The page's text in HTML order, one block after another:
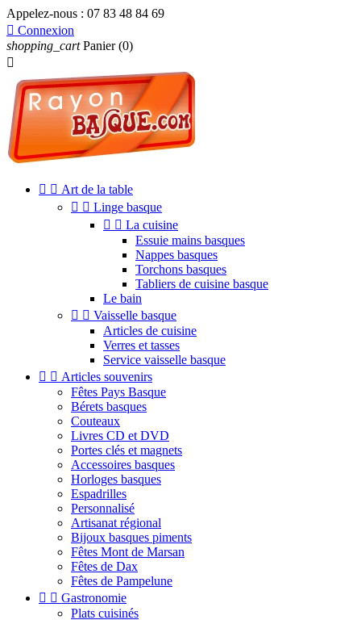
Appelez-nous : 07 83 48 84 69
 Connexion
shopping_cart Panier (0)

  Art de la table
  Linge basque
  La cuisine
Essuie mains basques
Nappes basques
Torchons basques
Tabliers de cuisine basque
Le bain
  Vaisselle basque
Articles de cuisine
Verres et tasses
Service vaisselle basque
  Articles souvenirs
Fêtes Pays Basque
Bérets basques
Couteaux
Livres CD et DVD
Portes clés et magnets
Accessoires basques
Horloges basques
Espadrilles
Personnalisé
Artisanat régional
Bijoux basques piments
Fêtes Mont de Marsan
Fêtes de Dax
Fêtes de Pampelune
  Gastronomie
Plats cuisinés